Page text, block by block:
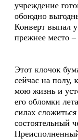
учреждение
обоюдно
Конверт выпал
прежнее место –
Этот клочок
сейчас на полу,
мою жизнь и
его обломки
силах
состоятельный